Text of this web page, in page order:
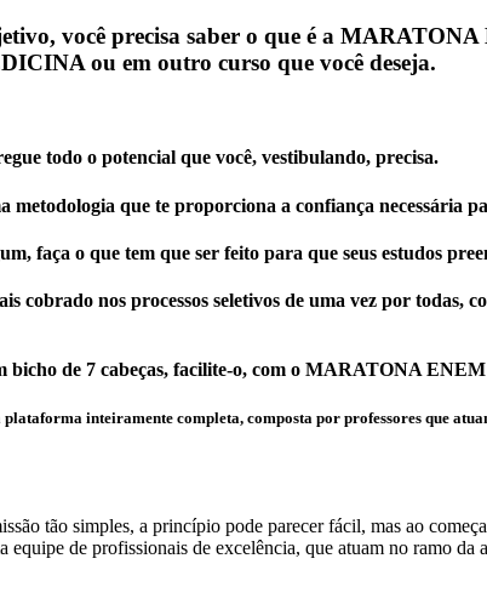
você precisa saber o que é a
ou em outro curso que você deseja.
todo o potencial que você, vestibulando, precisa.
que te proporciona a confiança necessária
faça o que tem que ser feito para que seus estudos
cobrado nos processos seletivos de uma vez por
bicho de 7 cabeças, facilite-o, com o MARATONA
inteiramente completa, composta por professores que
tão simples, a princípio pode parecer fácil, mas ao
de profissionais de excelência, que atuam no ramo da